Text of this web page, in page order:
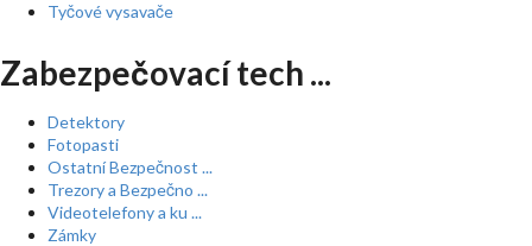
Tyčové vysavače
Zabezpečovací tech ...
Detektory
Fotopasti
Ostatní Bezpečnost ...
Trezory a Bezpečno ...
Videotelefony a ku ...
Zámky